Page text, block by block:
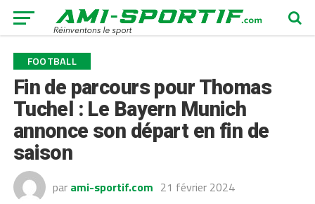
FOOTBALL
Fin de parcours pour Thomas
Tuchel : Le Bayern Munich
annonce son départ en fin de
saison
par ami-sportif.com 21 février 2024